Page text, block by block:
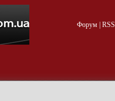
Форум| RSS